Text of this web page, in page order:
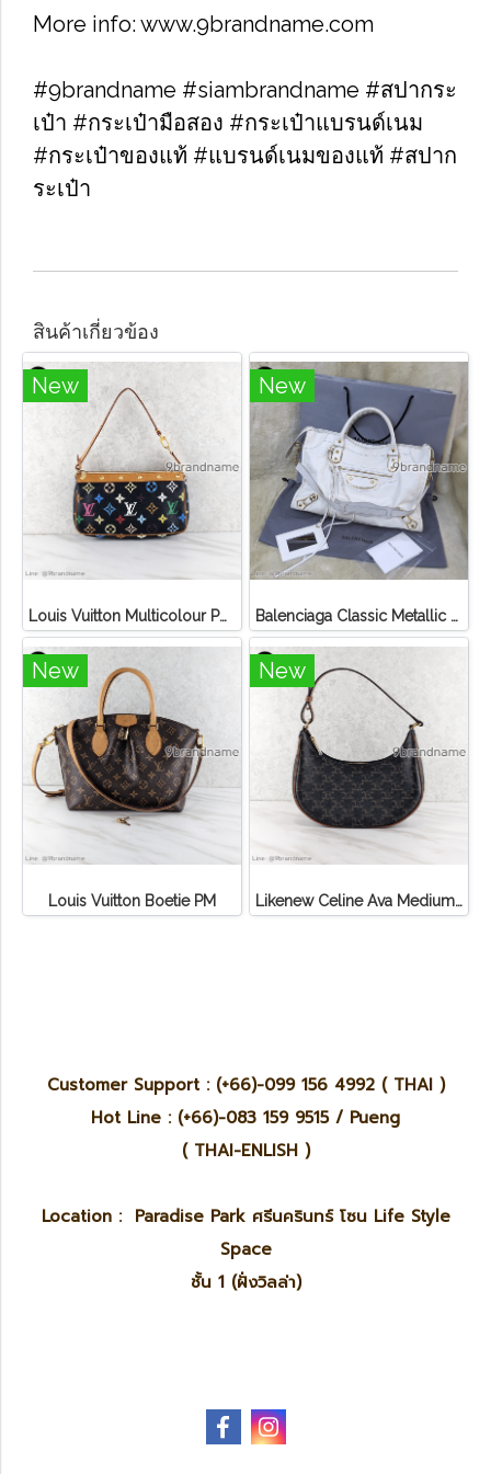
More info: www.9brandname.com
#9brandname #siambrandname #สปากระ
เป๋า #กระเป๋ามือสอง #กระเป๋าแบรนด์เนม
#กระเป๋าของแท้ #แบรนด์เนมของแท้ #สปาก
ระเป๋า
สินค้าเกี่ยวข้อง
New
Louis Vuitton Multicolour Pochette Canvas
New
Balenciaga Classic Metallic Edge City Bag
New
Louis Vuitton Boetie PM
New
Likenew Celine Ava Medium Triomphe Canvas
Customer Support : (+66)-099 156 4992 ( THAI )
Hot Line : (+66)-083 159 9515 / Pueng
( THAI-ENLISH )
Location : Paradise Park ศรีนครินทร์ โซน Life Style
Space
ชั้น 1 (ฝั่งวิลล่า)